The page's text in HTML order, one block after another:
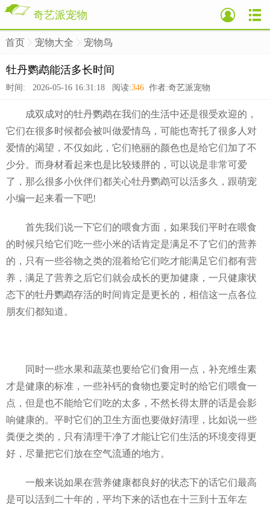
奇艺派宠物
首页 宠物大全 宠物鸟
牡丹鹦鹉能活多长时间
时间: 2026-05-16 16:31:18 阅读:346 作者:奇艺派宠物
成双成对的牡丹鹦鹉在我们的生活中还是很受欢迎的，
它们在很多时候都会被叫做爱情鸟，可能也寄托了很多人对
爱情的渴望，不仅如此，它们艳丽的颜色也是给它们加了不
少分。而身材看起来也是比较矮胖的，可以说是非常可爱
了，那么很多小伙伴们都关心牡丹鹦鹉可以活多久，跟萌宠
小编一起来看一下吧!
首先我们说一下它们的喂食方面，如果我们平时在喂食
的时候只给它们吃一些小米的话肯定是满足不了它们的营养
的，只有一些谷物之类的混着给它们吃才能满足它们都有营
养，满足了营养之后它们就会成长的更加健康，一只健康状
态下的牡丹鹦鹉存活的时间肯定是更长的，相信这一点各位
朋友们都知道。
同时一些水果和蔬菜也要给它们食用一点，补充维生素
才是健康的标准，一些补钙的食物也要定时的给它们喂食一
点，但是也不能给它们吃的太多，不然长得太胖的话是会影
响健康的。平时它们的卫生方面也要做好清理，比如说一些
粪便之类的，只有清理干净了才能让它们生活的环境变得更
好，尽量把它们放在空气流通的地方。
一般来说如果在营养健康都良好的状态下的话它们最高
是可以活到二十年的，平均下来的话也在十三到十五年左